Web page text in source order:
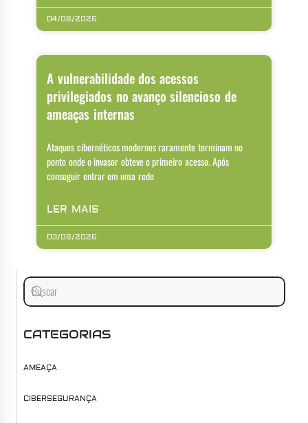
04/08/2026
A vulnerabilidade dos acessos
privilegiados no avanço silencioso de
ameaças internas
Ataques cibernéticos modernos raramente terminam no
ponto onde o invasor obteve o primeiro acesso. Após
conseguir entrar em uma rede
LER MAIS
03/08/2026
CATEGORIAS
AMEAÇA
CIBERSEGURANÇA